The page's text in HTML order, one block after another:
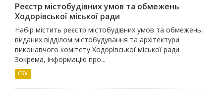
Реєстр містобудівних умов та обмежень
Ходорівської міської ради
Набір містить реєстр містобудівних умов та обмежень,
виданих відділом містобудування та архітектури
виконавчого комітету Ходорівської міської ради.
Зокрема, інформацію про...
CSV